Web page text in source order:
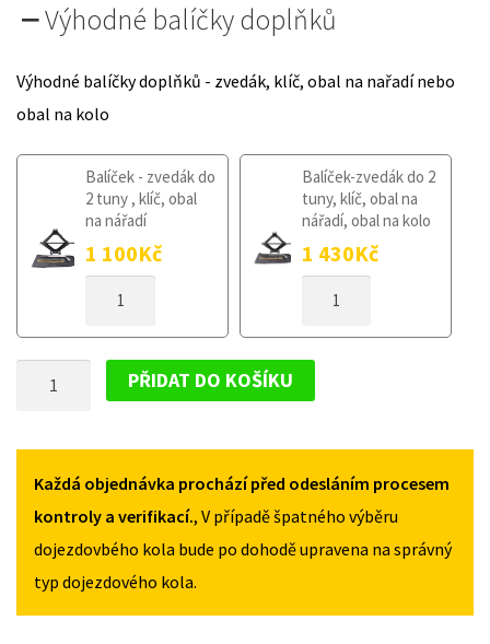
Výhodné balíčky doplňků
Výhodné balíčky doplňků - zvedák, klíč, obal na nařadí nebo
obal na kolo
Balíček - zvedák do
2 tuny , klíč, obal
na nářadí
1 100Kč
KOLO
2016
Balíček-zvedák do 2
tuny, klíč, obal na
nářadí, obal na kolo
1 430Kč
KOLO
2016
NIRO
OD
2016
MNOŽSTVÍ
PŘIDAT DO KOŠÍKU
Každá objednávka prochází před odesláním procesem
kontroly a verifikací., V případě špatného výběru
dojezdovbého kola bude po dohodě upravena na správný
typ dojezdového kola.